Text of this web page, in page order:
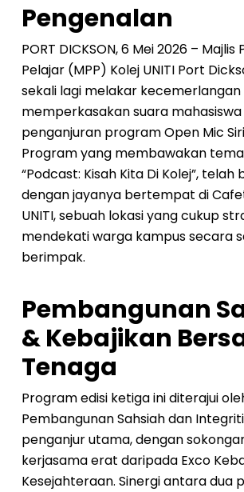
Pengenalan
PORT DICKSON, 6 Mei 2026 –
Pelajar (MPP) Kolej UNITI Port
sekali lagi melakar
memperkasakan suara
penganjuran program Open Mic
Program yang membawakan tema
“Podcast: Kisah Kita Di Kolej”, telah
dengan jayanya bertempat di
UNITI, sebuah lokasi yang cukup
mendekati warga kampus secara
berimpak.
Pembangunan
& Kebajikan
Tenaga
Program edisi ketiga ini diterajui
Pembangunan Sahsiah dan
penganjur utama, dengan
kerjasama erat daripada Exco
Kesejahteraan. Sinergi antara dua